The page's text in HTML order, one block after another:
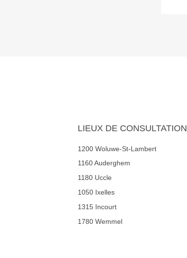
LIEUX DE CONSULTATION
1200 Woluwe-St-Lambert
1160 Auderghem
1180 Uccle
1050 Ixelles
1315 Incourt
1780 Wemmel